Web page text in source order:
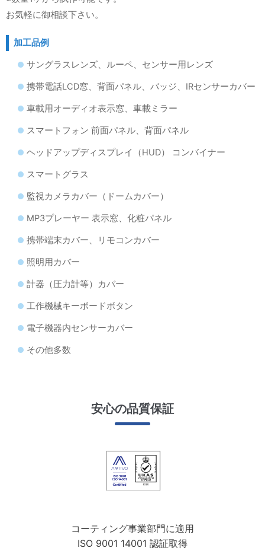
お気軽に御相談下さい。
加工品例
サングラスレンズ、ルーペ、センサー用レンズ
携帯電話LCD窓、背面パネル、バッジ、IRセンサーカバー
車載用オーディオ表示窓、車載ミラー
スマートフォン 前面パネル、背面パネル
ヘッドアップディスプレイ（HUD） コンバイナー
スマートグラス
監視カメラカバー（ドームカバー）
MP3プレーヤー 表示窓、化粧パネル
携帯端末カバー、リモコンカバー
照明用カバー
計器（圧力計等）カバー
工作機械キーボードボタン
電子機器内センサーカバー
その他多数
安心の品質保証
コーティング事業部門に適用
ISO 9001 14001 認証取得